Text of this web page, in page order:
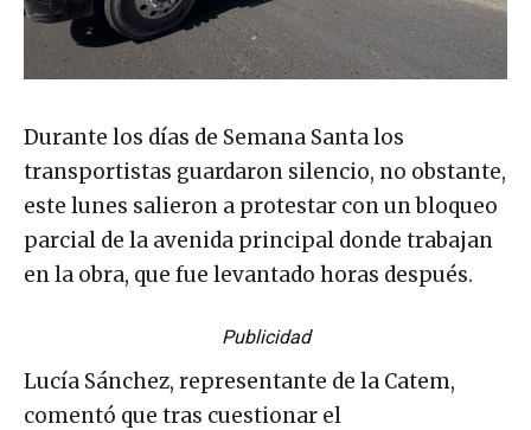
Durante los días de Semana Santa los
transportistas guardaron silencio, no obstante,
este lunes salieron a protestar con un bloqueo
parcial de la avenida principal donde trabajan
en la obra, que fue levantado horas después.
Publicidad
Lucía Sánchez, representante de la Catem,
comentó que tras cuestionar el